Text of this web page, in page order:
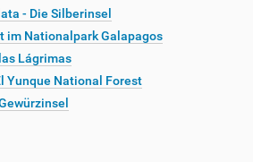
- Die Silberinsel
im Nationalpark Galapagos
Lágrimas
Yunque National Forest